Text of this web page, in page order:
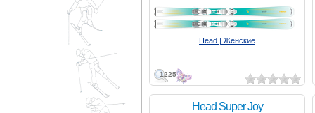
1225
Head | Женские
Head Super Joy